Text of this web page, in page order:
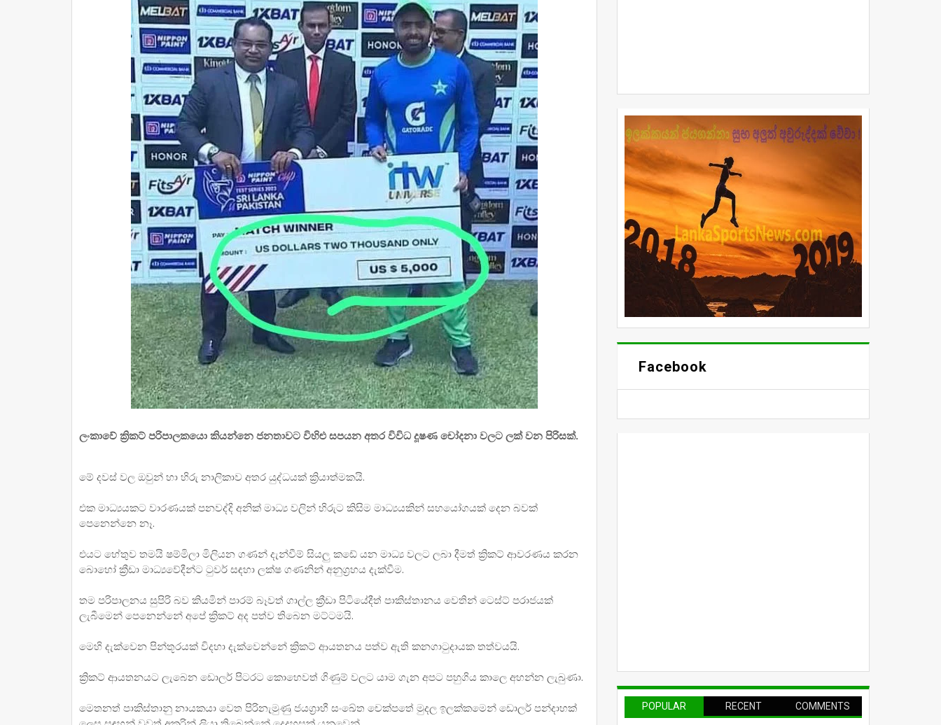
ලංකාවේ ක්‍රිකට් පරිපාලකයො කියන්නෙ ජනතාවට විහිළු සපයන අතර විවිධ දූෂණ චෝදනා වලට ලක් වන පිරිසක්.
මේ දවස් වල ඔවුන් හා හිරු නාලිකාව අතර යුද්ධයක් ක්‍රියාත්මකයි.
එක මාධ්‍යයකට වාරණයක් පනවද්දි අනික් මාධ්‍ය වලින් හිරුට කිසිම මාධ්‍යයකින් සහයෝගයක් දෙන බවක්
පෙනෙන්නෙ නෑ.
එයට හේතුව තමයි ෂම්මිලා මිලියන ගණන් දැන්වීම් සියලු කඩේ යන මාධ්‍ය වලට ලබා දීමත් ක්‍රිකට් ආවරණය කරන
බොහෝ ක්‍රීඩා මාධ්‍යවේදීන්ට ටුවර් සඳහා ලක්ෂ ගණනින් අනුග්‍රහය දැක්වීම.
තම පරිපාලනය සුපිරි බව කියමින් පාරම් බෑවත් ගාල්ල ක්‍රීඩා පිටියේදීත් පාකිස්තානය වෙතින් ටෙස්ට් පරාජයක්
ලැබීමෙන් පෙනෙන්නේ අපේ ක්‍රිකට් අද පත්ව තිබෙන මට්ටමයි.
මෙහි දැක්වෙන පින්තූරයක් විදහා දැක්වෙන්නේ ක්‍රිකට් ආයතනය පත්ව ඇති කනගාටුදායක තත්වයයි.
ක්‍රිකට් ආයතනයට ලැබෙන ඩොලර් පිටරට කොහෙවත් ගිණුම් වලට යාම ගැන අපට පහුගිය කාලෙ අහන්න ලැබුණා.
මෙතනත් පාකිස්තානු නායකයා වෙත පිරිනැමුණු ජයග්‍රාහී සංඛේත චෙක්පතේ මුදල ඉලක්කමෙන් ඩොලර් පන්දාහක්
Facebook
POPULAR RECENT COMMENTS